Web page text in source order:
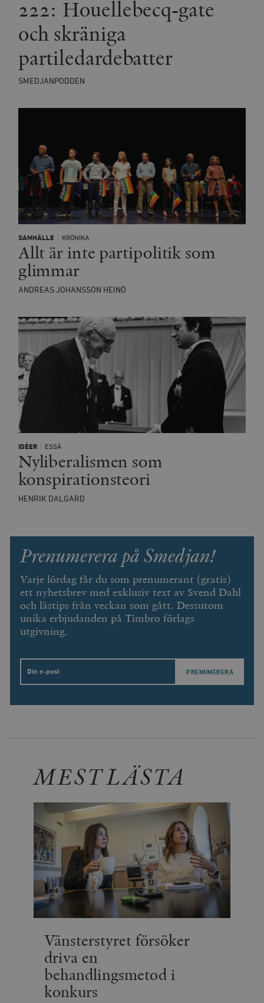
222: Houellebecq-gate
och skräniga
partiledardebatter
SMEDJANPODDEN
SAMHÄLLE KRÖNIKA
Allt är inte partipolitik som
glimmar
ANDREAS JOHANSSON HEINÖ
IDÉER ESSÄ
Nyliberalismen som
konspirationsteori
HENRIK DALGARD
Prenumerera på Smedjan!
Varje lördag får du som prenumerant (gratis)
ett nyhetsbrev med exklusiv text av Svend Dahl
och lästips från veckan som gått. Dessutom
unika erbjudanden på Timbro förlags
utgivning.
Email
MEST LÄSTA
Vänsterstyret försöker
driva en
behandlingsmetod i
konkurs